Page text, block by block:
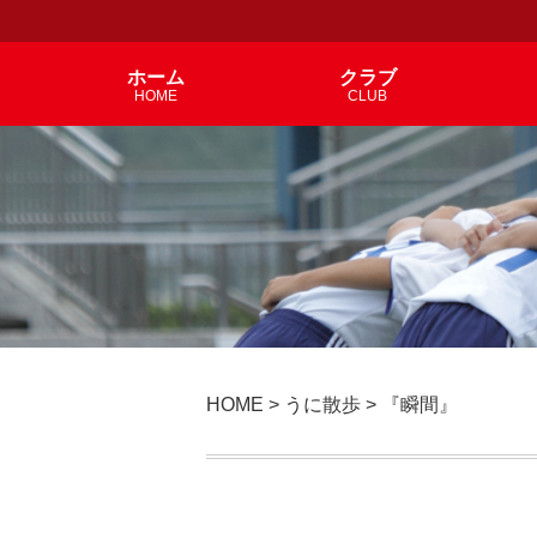
ホーム
HOME
クラブ
CLUB
HOME > うに散歩 > 『瞬間』